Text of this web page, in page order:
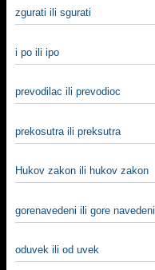
zgurati ili sgurati
i po ili ipo
prevodilac ili prevodioc
prekosutra ili preksutra
Hukov zakon ili hukov zakon
gorenavedeni ili gore navedeni
oduvek ili od uvek